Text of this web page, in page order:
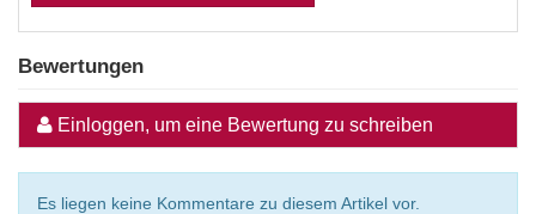
Bewertungen
Einloggen, um eine Bewertung zu schreiben
Es liegen keine Kommentare zu diesem Artikel vor.